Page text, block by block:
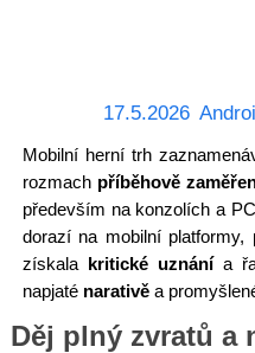
17.5.2026
Mobilní herní trh
rozmach příběhově
především na konzolích a
dorazí na mobilní
získala kritické uznánía
napjaté narativěa
Děj plný zvratů a